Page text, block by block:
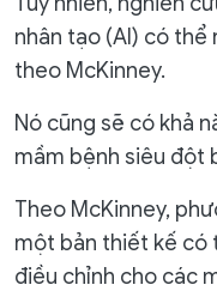
nhân tạo (AI) có thể
theo McKinney.
Nó cũng sẽ có khả
mầm bệnh siêu đột
Theo McKinney,
một bản thiết kế có
điều chỉnh cho các